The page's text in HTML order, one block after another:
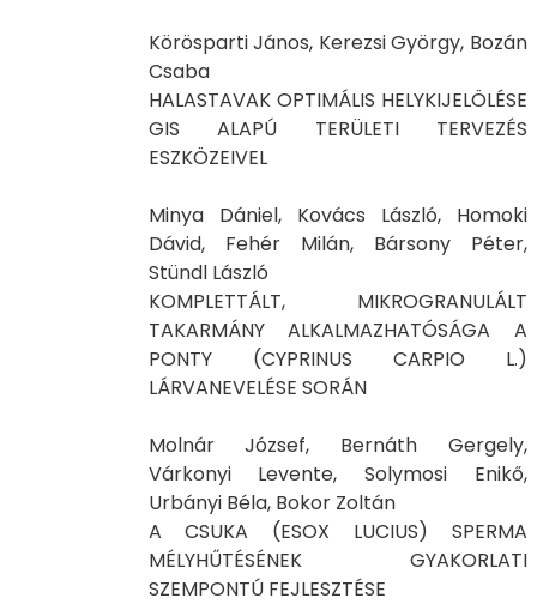
Körösparti János, Kerezsi György, Bozán
Csaba
HALASTAVAK OPTIMÁLIS HELYKIJELÖLÉSE
GIS ALAPÚ TERÜLETI TERVEZÉS
ESZKÖZEIVEL
Minya Dániel, Kovács László, Homoki
Dávid, Fehér Milán, Bársony Péter,
Stündl László
KOMPLETTÁLT, MIKROGRANULÁLT
TAKARMÁNY ALKALMAZHATÓSÁGA A
PONTY (CYPRINUS CARPIO L.)
LÁRVANEVELÉSE SORÁN
Molnár József, Bernáth Gergely,
Várkonyi Levente, Solymosi Enikő,
Urbányi Béla, Bokor Zoltán
A CSUKA (ESOX LUCIUS) SPERMA
MÉLYHŰTÉSÉNEK GYAKORLATI
SZEMPONTÚ FEJLESZTÉSE